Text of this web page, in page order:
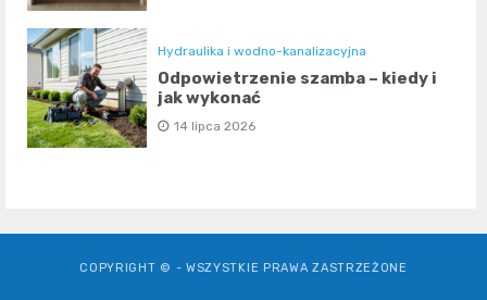
Hydraulika i wodno-kanalizacyjna
Odpowietrzenie szamba – kiedy i
jak wykonać
14 lipca 2026
COPYRIGHT © - WSZYSTKIE PRAWA ZASTRZEŻONE